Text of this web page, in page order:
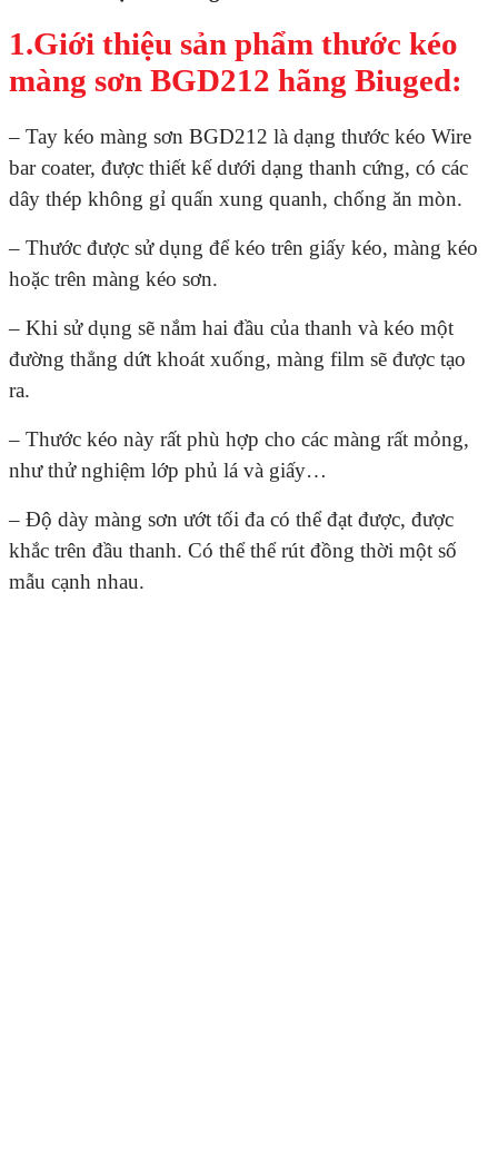
1.Giới thiệu sản phẩm thước kéo
màng sơn BGD212 hãng Biuged:
– Tay kéo màng sơn BGD212 là dạng thước kéo Wire
bar coater, được thiết kế dưới dạng thanh cứng, có các
dây thép không gỉ quấn xung quanh, chống ăn mòn.
– Thước được sử dụng để kéo trên giấy kéo, màng kéo
hoặc trên màng kéo sơn.
– Khi sử dụng sẽ nắm hai đầu của thanh và kéo một
đường thẳng dứt khoát xuống, màng film sẽ được tạo
ra.
– Thước kéo này rất phù hợp cho các màng rất mỏng,
như thử nghiệm lớp phủ lá và giấy…
– Độ dày màng sơn ướt tối đa có thể đạt được, được
khắc trên đầu thanh. Có thể thể rút đồng thời một số
mẫu cạnh nhau.